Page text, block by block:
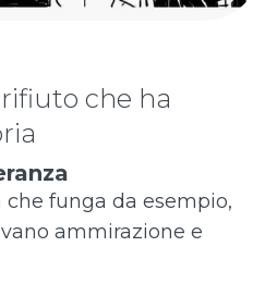
che ha
che funga da esempio,
ammirazione e